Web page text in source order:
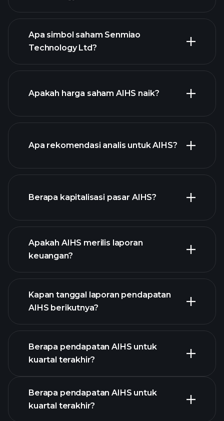
chart
Apa simbol saham Senmiao
Technology Ltd?
Apakah harga saham AIHS naik?
Apa rekomendasi analis untuk AIHS?
Berapa kapitalisasi pasar AIHS?
saham kami
Apakah AIHS merilis laporan
keuangan?
keuangan AIHS
Kapan tanggal laporan pendapatan
AIHS berikutnya?
Berapa pendapatan AIHS untuk
kuartal terakhir?
Berapa pendapatan AIHS untuk
kuartal terakhir?